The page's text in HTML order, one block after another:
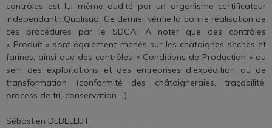
contrôles est lui même audité par un organisme certificateur
indépendant : Qualisud. Ce dernier vérifie la bonne réalisation de
ces procédures par le SDCA. A noter que des contrôles
« Produit » sont également menés sur les châtaignes sèches et
farines, ainsi que des contrôles « Conditions de Production » au
sein des exploitations et des entreprises d'expédition ou de
transformation (conformité des châtaigneraies, traçabilité,
process de tri, conservation …)
Sébastien DEBELLUT